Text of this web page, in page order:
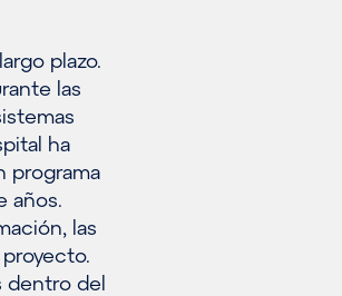
plazo.
las
ha
programa
años.
las
dentro del